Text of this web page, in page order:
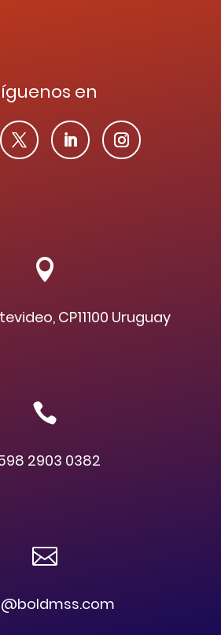
en

CP11100 Uruguay

2903 0382
